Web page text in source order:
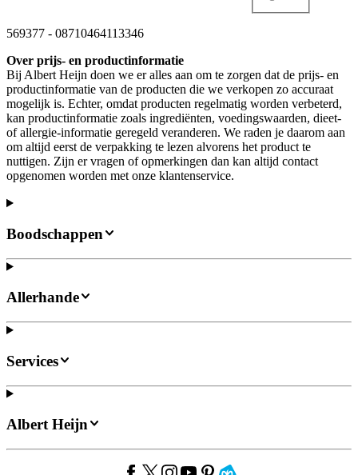
569377 - 08710464113346
Over prijs- en productinformatie
Bij Albert Heijn doen we er alles aan om te zorgen dat de prijs- en
productinformatie van de producten die we verkopen zo accuraat
mogelijk is. Echter, omdat producten regelmatig worden verbeterd,
kan productinformatie zoals ingrediënten, voedingswaarden, dieet-
of allergie-informatie geregeld veranderen. We raden je daarom aan
om altijd eerst de verpakking te lezen alvorens het product te
nuttigen. Zijn er vragen of opmerkingen dan kan altijd contact
opgenomen worden met onze klantenservice.
Boodschappen
Allerhande
Services
Albert Heijn